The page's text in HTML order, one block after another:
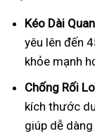
Kéo Dài
yêu lên đến
khỏe mạnh
Chống Rối
kích thước
giúp dễ